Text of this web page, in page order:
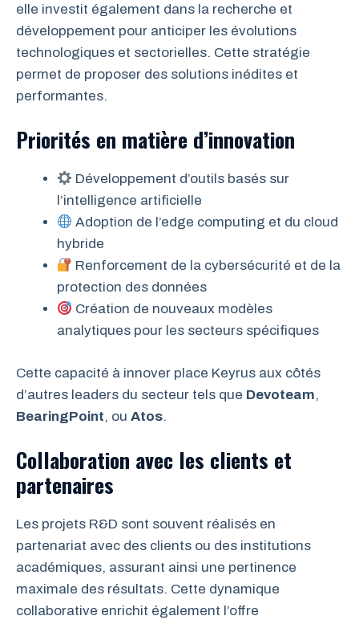
elle investit également dans la recherche et
développement pour anticiper les évolutions
technologiques et sectorielles. Cette stratégie
permet de proposer des solutions inédites et
performantes.
Priorités en matière d’innovation
Développement d’outils basés sur
l’intelligence artificielle
Adoption de l’edge computing et du cloud
hybride
Renforcement de la cybersécurité et de la
protection des données
Création de nouveaux modèles
analytiques pour les secteurs spécifiques
Cette capacité à innover place Keyrus aux côtés
d’autres leaders du secteur tels que Devoteam,
BearingPoint, ou Atos.
Collaboration avec les clients et
partenaires
Les projets R&D sont souvent réalisés en
partenariat avec des clients ou des institutions
académiques, assurant ainsi une pertinence
maximale des résultats. Cette dynamique
collaborative enrichit également l’offre